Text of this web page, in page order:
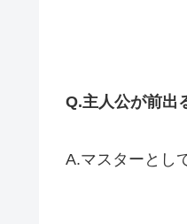
Q.主人公が前出
A.マスターとし